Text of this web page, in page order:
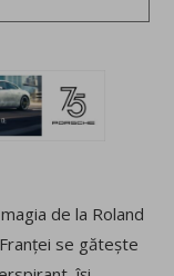
de la Roland
se gătește